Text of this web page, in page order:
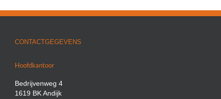
CONTACTGEGEVENS
Hoofdkantoor
Bedrijvenweg 4
1619 BK Andijk